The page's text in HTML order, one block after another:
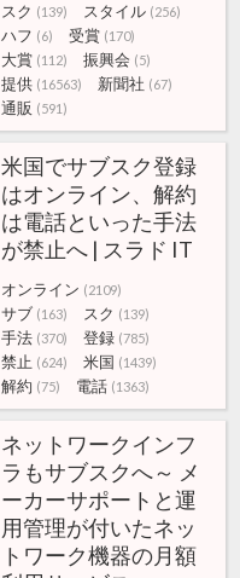
スク (139) スタイル (256)
ハフ (6) 受賞 (170)
大賞 (112) 振興会 (5)
提供 (16563) 新聞社 (67)
通販 (591)
米国でサブスク登録
はオンライン、解約
は電話といった手法
が禁止へ | スラド IT
オンライン (2109)
サブ (163) スク (139)
手法 (370) 登録 (785)
禁止 (624) 米国 (1439)
解約 (75) 電話 (1363)
ネットワークインフ
ラもサブスクへ～ メ
ーカーサポートと運
用管理が付いたネッ
トワーク機器の月額